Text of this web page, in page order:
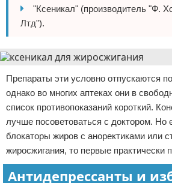
"Ксеникал" (производитель "Ф.
Лтд").
Препараты эти условно отпускаются
однако во многих аптеках они в
список противопоказаний короткий.
лучше посоветоваться с доктором. Но
блокаторы жиров с аноректиками или
жиросжигания, то первые практически
Антидепрессанты и